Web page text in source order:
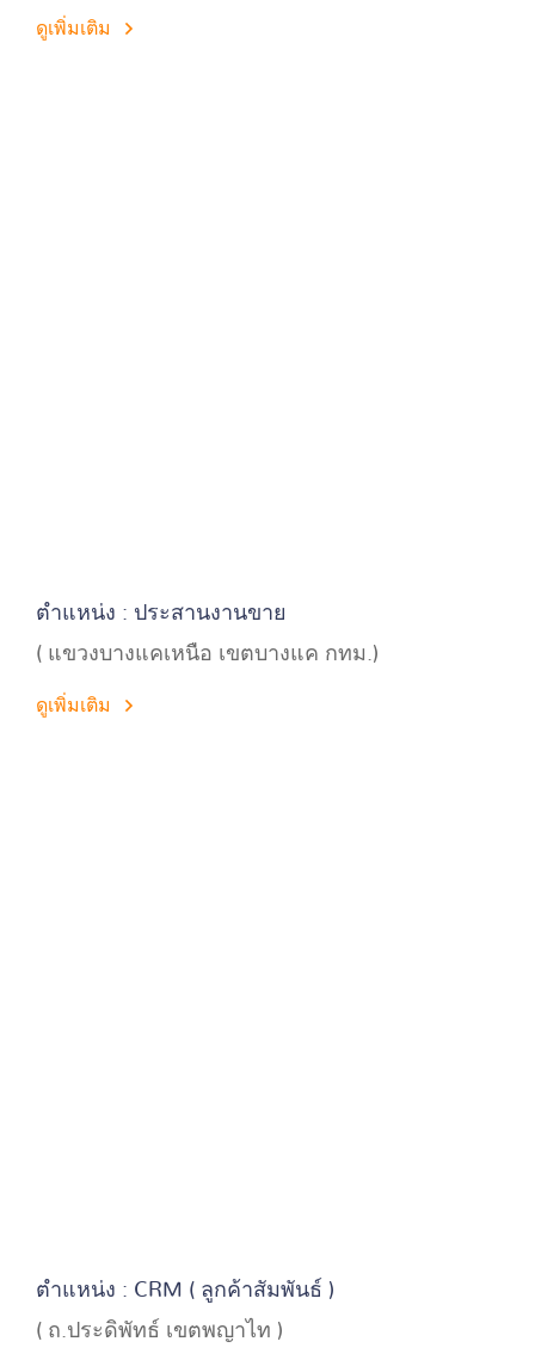
ดูเพิ่มเติม
ตำแหน่ง : ประสานงานขาย
( แขวงบางแคเหนือ เขตบางแค กทม.)
ดูเพิ่มเติม
ตำแหน่ง : CRM ( ลูกค้าสัมพันธ์ )
( ถ.ประดิพัทธ์ เขตพญาไท )